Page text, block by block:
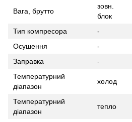
Вага, брутто
зовн.
блок
Тип компресора -
Осушення
-
Заправка
-
Температурний
діапазон
холод
Температурний
діапазон
тепло